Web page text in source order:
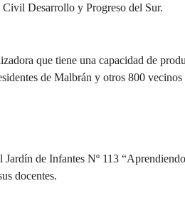
Desarrollo y Progreso del Sur.
que tiene una capacidad de
de Malbrán y otros 800 vecinos
de Infantes Nº 113
docentes.